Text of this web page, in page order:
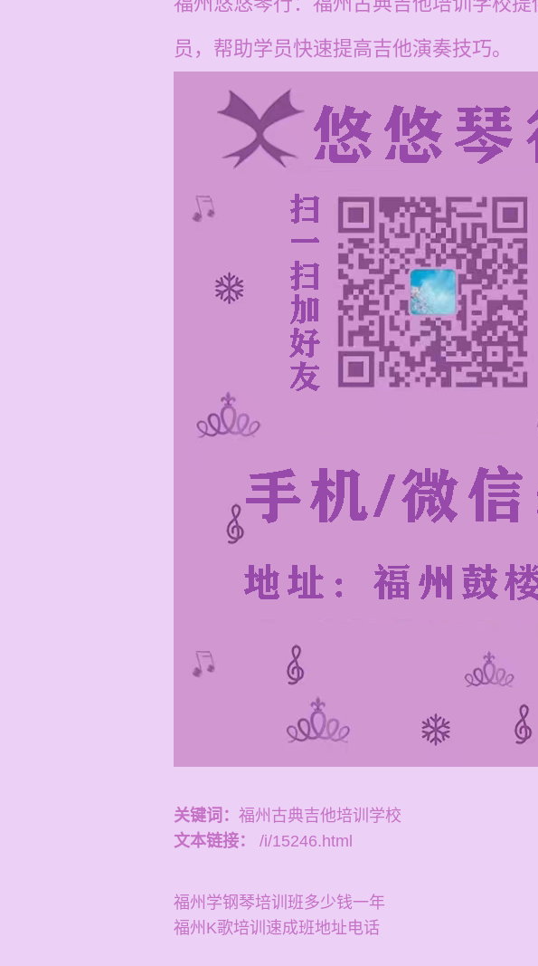
员，帮助学员快速提高吉他演奏技巧。
关键词： 福州古典吉他培训学校
文本链接：
/i/15246.html
福州学钢琴培训班多少钱一年
福州K歌培训速成班地址电话